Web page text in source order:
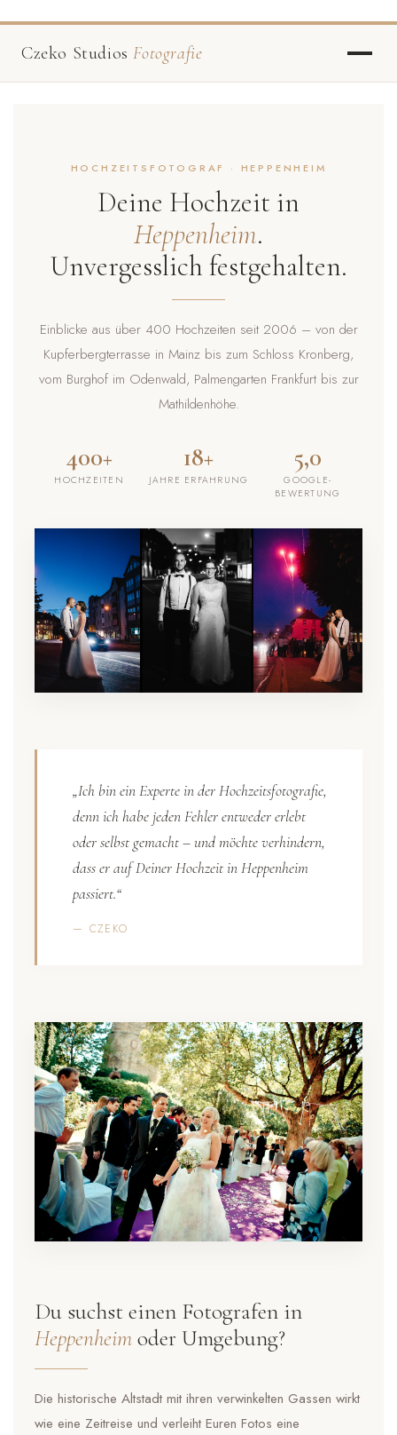
Czeko StudiosFotografie
HOCHZEITSFOTOGRAF · HEPPENHEIM
Deine Hochzeit in
Heppenheim.
Unvergesslich festgehalten.
Einblicke aus über 400 Hochzeiten seit 2006 – von der
Kupferbergterrasse in Mainz bis zum Schloss Kronberg,
vom Burghof im Odenwald, Palmengarten Frankfurt bis zur
Mathildenhöhe.
400+
HOCHZEITEN
18+
JAHRE ERFAHRUNG
5,0
GOOGLE-
BEWERTUNG
„Ich bin ein Experte in der Hochzeitsfotografie,
denn ich habe jeden Fehler entweder erlebt
oder selbst gemacht – und möchte verhindern,
dass er auf Deiner Hochzeit in Heppenheim
passiert.“
— CZEKO
Du suchst einen Fotografen in
Heppenheimoder Umgebung?
Die historische Altstadt mit ihren verwinkelten Gassen wirkt
wie eine Zeitreise und verleiht Euren Fotos eine